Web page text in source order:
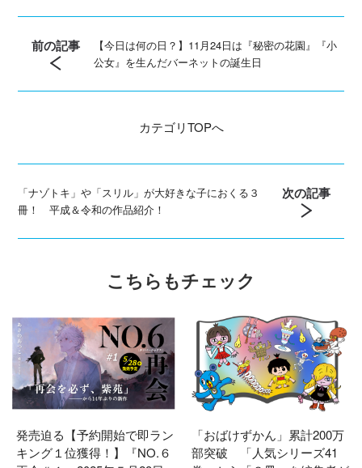
前の記事
【今日は何の日？】11月24日は『秘密の花園』『小
公女』を生んだバーネットの誕生日
カテゴリTOPへ
「ナゾトキ」や「スリル」が大好きな子におくる３
冊！ 平成＆令和の作品紹介！
次の記事
こちらもチェック
発売迫る【予約開始で即ラン
キング１位獲得！】『NO.６
「おばけずかん」累計200万
部突破 「人気シリーズ41